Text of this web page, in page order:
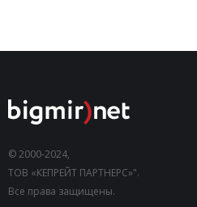
© 2000-2024,
ТОВ «КЕПРЕЙТ ПАРТНЕРС»".
Все права защищены.